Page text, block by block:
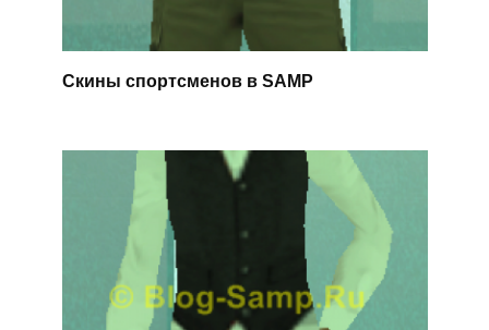
Скины спортсменов в SAMP